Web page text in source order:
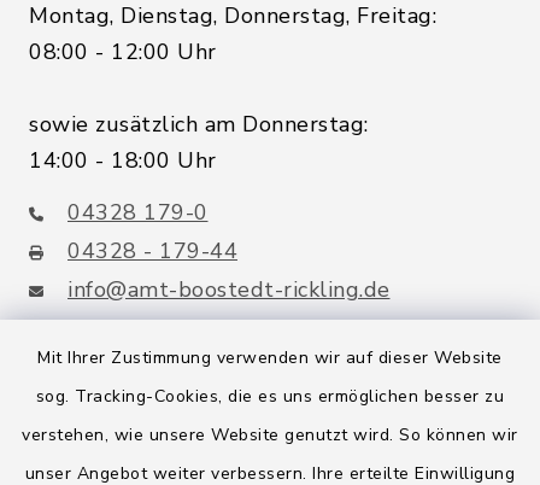
Mit Ihrer Zustimmung verwenden wir auf dieser Website
sog. Tracking-Cookies, die es uns ermöglichen besser zu
verstehen, wie unsere Website genutzt wird. So können wir
unser Angebot weiter verbessern. Ihre erteilte Einwilligung
Montag, Dienstag, Donnerstag, Freitag:
08:00 - 12:00 Uhr
sowie zusätzlich am Donnerstag:
14:00 - 18:00 Uhr
04328 179-0
04328 - 179-44
info@amt-boostedt-rickling.de
Quicklinks
Amt Boostedt-Rickling